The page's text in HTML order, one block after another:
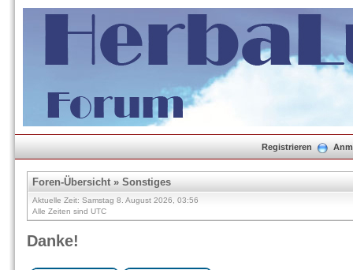
Registrieren
Foren-Übersicht» Sonstiges
Aktuelle Zeit: Samstag 8. August 2026, 03:56
Alle Zeiten sind UTC
Danke!